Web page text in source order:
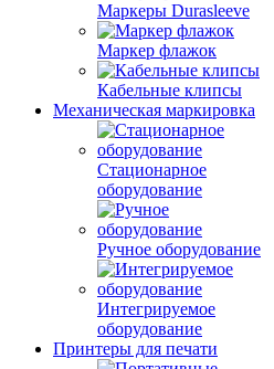
Маркеры Durasleeve
Маркер флажок
Кабельные клипсы
Механическая маркировка
Стационарное
оборудование
Ручное оборудование
Интегрируемое
оборудование
Принтеры для печати